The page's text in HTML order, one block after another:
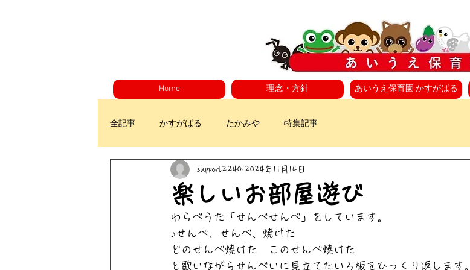
Home 理念・方針 あいうえ保育園 かすがばる
全記事 かすがばる たかみや 特集記事
楽しいお部屋遊び
support2240 2024年11月14日
わらべうた「せんべせんべ」をしています。
♪せんべ、せんべ、焼けた
どのせんべ焼けた　このせんべ焼けた
と歌いながらせんべいに見立てたいろ板をひっくり返します。